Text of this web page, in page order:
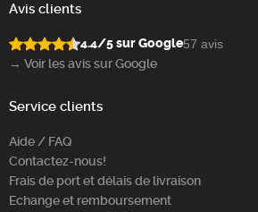
Avis clients
4.4/5 sur Google57 avis
→ Voir les avis sur Google
Service clients
Aide / FAQ
Contactez-nous!
Frais de port et délais de livraison
Echange et remboursement